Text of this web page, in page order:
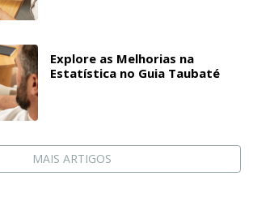
Explore as Melhorias na
Estatística no Guia Taubaté
MAIS ARTIGOS